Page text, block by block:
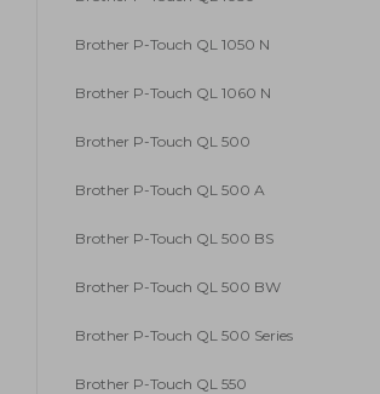
Brother P-Touch QL 1050 N
Brother P-Touch QL 1060 N
Brother P-Touch QL 500
Brother P-Touch QL 500 A
Brother P-Touch QL 500 BS
Brother P-Touch QL 500 BW
Brother P-Touch QL 500 Series
Brother P-Touch QL 550